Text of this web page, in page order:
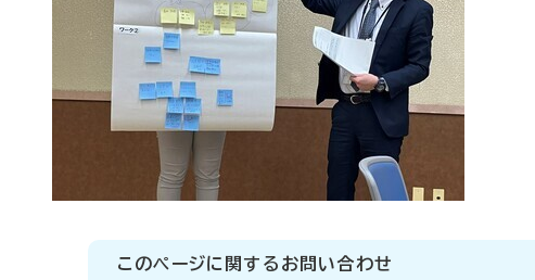
このページに関する お問い合わせ